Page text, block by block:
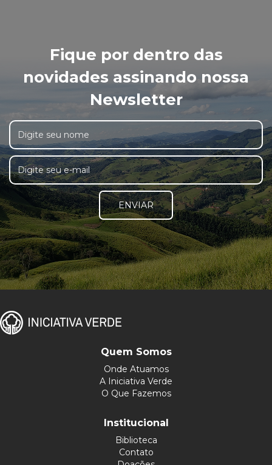
Fique por dentro das
novidades assinando nossa
Newsletter
ENVIAR
Quem Somos
Onde Atuamos
A Iniciativa Verde
O Que Fazemos
Institucional
Biblioteca
Contato